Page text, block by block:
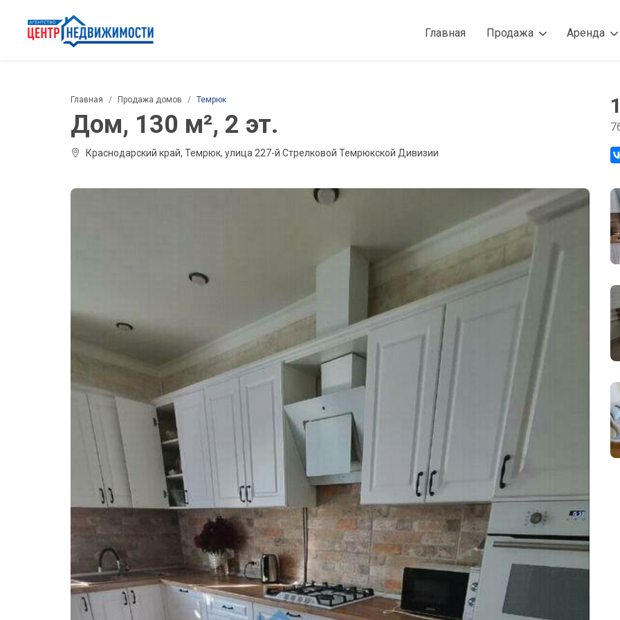
Главная Продажа Аренда
Главная Продажа домов Темрюк
Дом, 130 м², 2 эт.
Краснодарский край, Темрюк, улица 227-й Стрелковой Темрюкской Дивизии